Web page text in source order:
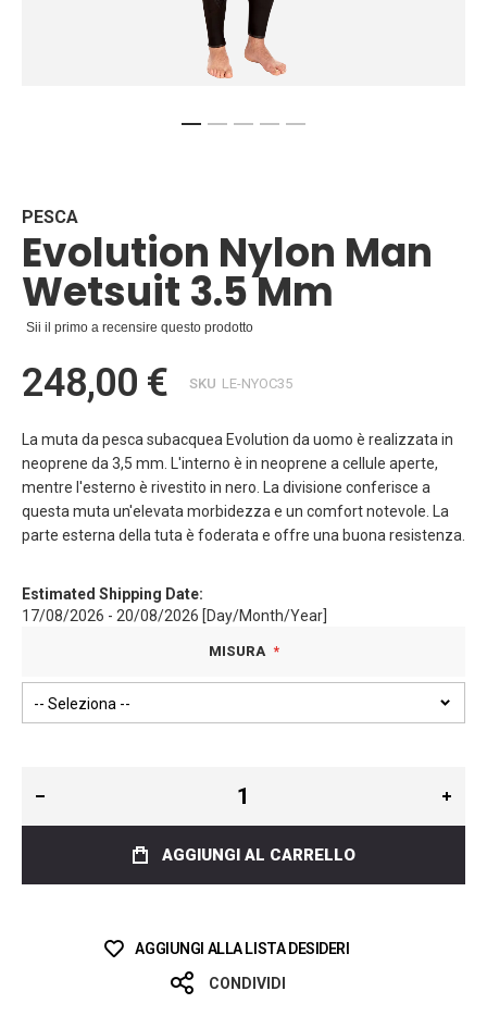
galleria
di
immagini
PESCA
Evolution Nylon Man
Wetsuit 3.5 Mm
Sii il primo a recensire questo prodotto
248,00 € SKU LE-NYOC35
La muta da pesca subacquea Evolution da uomo è realizzata in
neoprene da 3,5 mm. L'interno è in neoprene a cellule aperte,
mentre l'esterno è rivestito in nero. La divisione conferisce a
questa muta un'elevata morbidezza e un comfort notevole. La
parte esterna della tuta è foderata e offre una buona resistenza.
Estimated Shipping Date:
17/08/2026 - 20/08/2026 [Day/Month/Year]
MISURA
AGGIUNGI AL CARRELLO
AGGIUNGI ALLA LISTA DESIDERI
CONDIVIDI